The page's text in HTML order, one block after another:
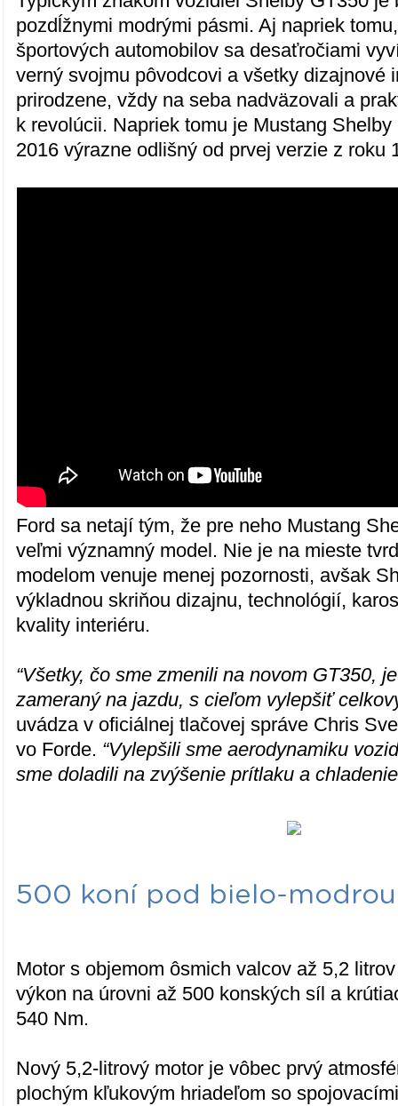
pozdĺžnymi modrými pásmi. Aj napriek
športových automobilov sa desaťročiami
verný svojmu pôvodcovi a všetky dizajnové
prirodzene, vždy na seba nadväzovali a
k revolúcii. Napriek tomu je Mustang
2016 výrazne odlišný od prvej verzie z roku
Ford sa netají tým, že pre neho Mustang
veľmi významný model. Nie je na mieste
modelom venuje menej pozornosti, avšak
výkladnou skriňou dizajnu, technológií,
kvality interiéru.
“Všetky, čo sme zmenili na novom GT350,
zameraný na jazdu, s cieľom vylepšiť
uvádza v oficiálnej tlačovej správe Chris
vo Forde. “Vylepšili sme aerodynamiku
sme doladili na zvýšenie prítlaku a
500 koní pod bielo-
Motor s objemom ôsmich valcov až 5,2
výkon na úrovni až 500 konských síl a
540 Nm.
Nový 5,2-litrový motor je vôbec prvý
plochým kľukovým hriadeľom so